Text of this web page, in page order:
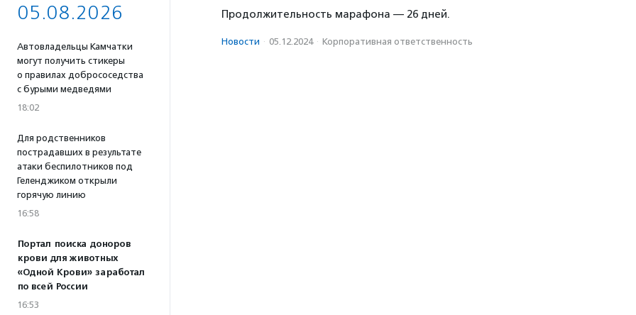
05.08.2026
Автовладельцы Камчатки
могут получить стикеры
о правилах добрососедства
с бурыми медведями
18:02
Для родственников
пострадавших в результате
атаки беспилотников под
Геленджиком открыли
горячую линию
16:58
Портал поиска доноров
крови для животных
«Одной Крови» заработал
по всей России
16:53
Продолжительность марафона — 26 дней.
Новости · 05.12.2024 · Корпоративная ответственность